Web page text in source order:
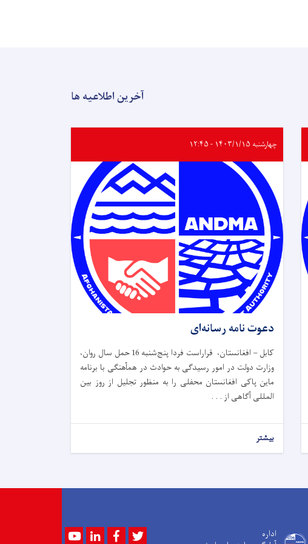
آخرین اطلاعیه ها
چهارشنبه ۱۴۰۳/۱/۱۵ - ۱۲:۴۵
دعوت نامه رسانه‌ای
کابل – افغانستان، قراراست فردا پنج‌شنبه 16 حمل سال روان،
وزارت دولت در امور رسیدگی به حوادث در همآهنگی با برنامه
ماین پاکی افغانستان محفلی را به منظور تجلیل از روز بین
المللی آگاهی از . . .
بیشتر
اداره YoutubeLinkedInFacebook